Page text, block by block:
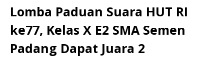
Lomba Paduan Suara HUT RI
ke77, Kelas X E2 SMA Semen
Padang Dapat Juara 2